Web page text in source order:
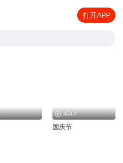
打开APP
4542
国庆节